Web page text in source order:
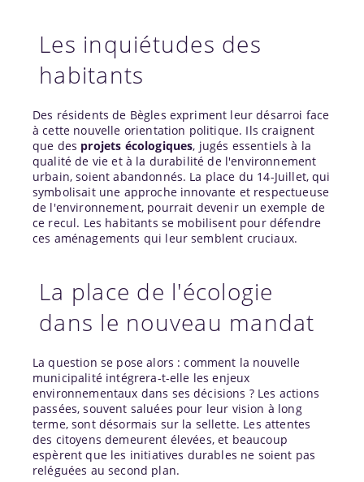
Les inquiétudes des
habitants
Des résidents de Bègles expriment leur désarroi face
à cette nouvelle orientation politique. Ils craignent
que des projets écologiques, jugés essentiels à la
qualité de vie et à la durabilité de l'environnement
urbain, soient abandonnés. La place du 14-Juillet, qui
symbolisait une approche innovante et respectueuse
de l'environnement, pourrait devenir un exemple de
ce recul. Les habitants se mobilisent pour défendre
ces aménagements qui leur semblent cruciaux.
La place de l'écologie
dans le nouveau mandat
La question se pose alors : comment la nouvelle
municipalité intégrera-t-elle les enjeux
environnementaux dans ses décisions ? Les actions
passées, souvent saluées pour leur vision à long
terme, sont désormais sur la sellette. Les attentes
des citoyens demeurent élevées, et beaucoup
espèrent que les initiatives durables ne soient pas
reléguées au second plan.